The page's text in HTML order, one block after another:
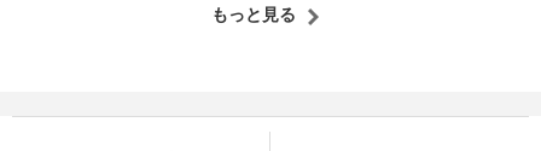
もっと見る